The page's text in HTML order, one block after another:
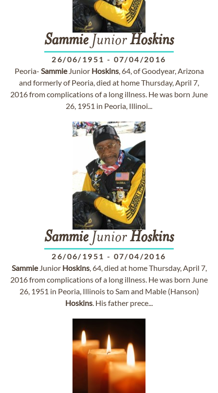
Sammie JuniorHoskins
26/06/1951 - 07/04/2016
Peoria- SammieJunior Hoskins, 64, of Goodyear, Arizona
and formerly of Peoria, died at home Thursday, April 7,
2016 from complications of a long illness. He was born June
26, 1951 in Peoria, Illinoi...
Sammie JuniorHoskins
26/06/1951 - 07/04/2016
SammieJunior Hoskins, 64, died at home Thursday, April 7,
2016 from complications of a long illness. He was born June
26, 1951 in Peoria, Illinois to Sam and Mable (Hanson)
Hoskins. His father prece...